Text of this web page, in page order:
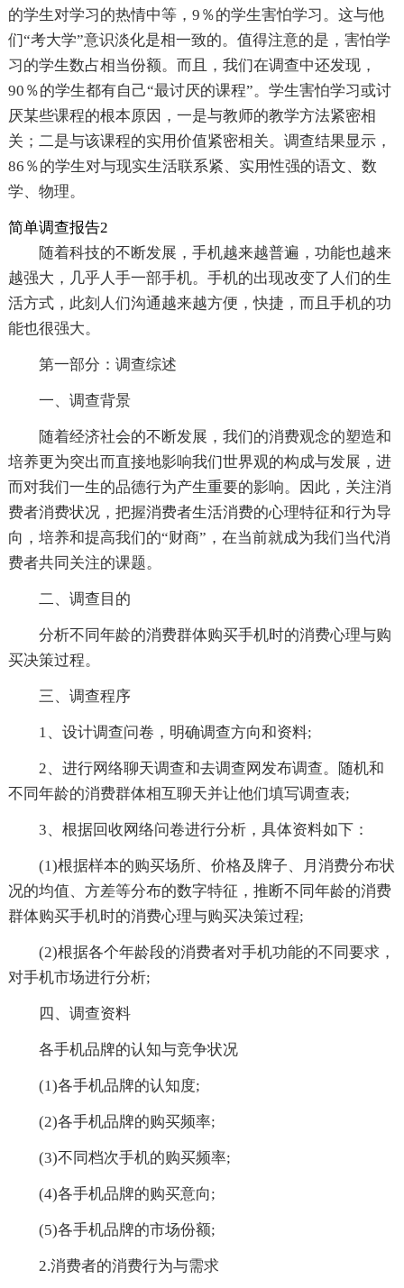
的学生对学习的热情中等，9％的学生害怕学习。这与他
们“考大学”意识淡化是相一致的。值得注意的是，害怕学
习的学生数占相当份额。而且，我们在调查中还发现，
90％的学生都有自己“最讨厌的课程”。学生害怕学习或讨
厌某些课程的根本原因，一是与教师的教学方法紧密相
关；二是与该课程的实用价值紧密相关。调查结果显示，
86％的学生对与现实生活联系紧、实用性强的语文、数
学、物理。
简单调查报告2
随着科技的不断发展，手机越来越普遍，功能也越来
越强大，几乎人手一部手机。手机的出现改变了人们的生
活方式，此刻人们沟通越来越方便，快捷，而且手机的功
能也很强大。
第一部分：调查综述
一、调查背景
随着经济社会的不断发展，我们的消费观念的塑造和
培养更为突出而直接地影响我们世界观的构成与发展，进
而对我们一生的品德行为产生重要的影响。因此，关注消
费者消费状况，把握消费者生活消费的心理特征和行为导
向，培养和提高我们的“财商”，在当前就成为我们当代消
费者共同关注的课题。
二、调查目的
分析不同年龄的消费群体购买手机时的消费心理与购
买决策过程。
三、调查程序
1、设计调查问卷，明确调查方向和资料;
2、进行网络聊天调查和去调查网发布调查。随机和
不同年龄的消费群体相互聊天并让他们填写调查表;
3、根据回收网络问卷进行分析，具体资料如下：
(1)根据样本的购买场所、价格及牌子、月消费分布状
况的均值、方差等分布的数字特征，推断不同年龄的消费
群体购买手机时的消费心理与购买决策过程;
(2)根据各个年龄段的消费者对手机功能的不同要求，
对手机市场进行分析;
四、调查资料
各手机品牌的认知与竞争状况
(1)各手机品牌的认知度;
(2)各手机品牌的购买频率;
(3)不同档次手机的购买频率;
(4)各手机品牌的购买意向;
(5)各手机品牌的市场份额;
2.消费者的消费行为与需求